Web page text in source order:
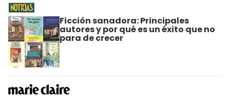
Ficción sanadora: Principales
autores y por qué es un éxito que no
para de crecer